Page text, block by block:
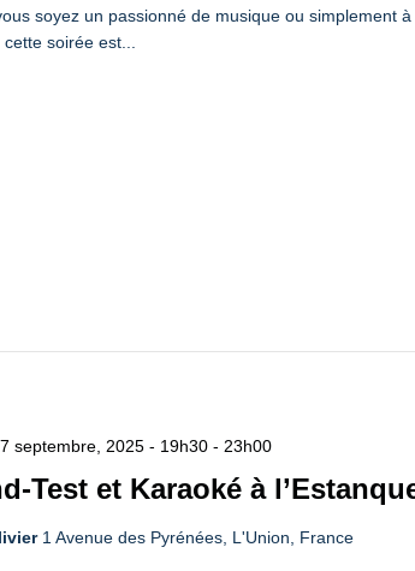
soyez un passionné de musique ou simplement
soirée est...
Test et Karaoké à
septembre, 2025 - 19h30 - 23h00
1 Avenue des Pyrénées, L'Union, France